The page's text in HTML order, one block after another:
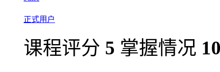
正式用户
课程评分 5 掌握情况